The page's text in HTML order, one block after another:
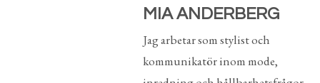
MIA ANDERBERG
Jag arbetar som stylist och
kommunikatör inom mode,